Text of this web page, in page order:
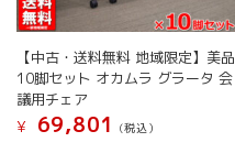
【中古・送料無料 地域限定】美品
10脚セット オカムラ グラータ 会
議用チェア
¥
69,801 (税込）